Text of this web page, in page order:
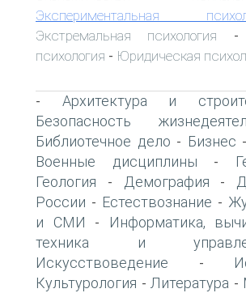
Экспериментальная
Экстремальная психология
психология - Юридическая
- Архитектура и
Безопасность
Библиотечное дело - Бизнес -
Военные дисциплины -
Геология - Демография -
России - Естествознание -
и СМИ -
Информатика,
техника и
Искусствоведение -
Культурология - Литература -